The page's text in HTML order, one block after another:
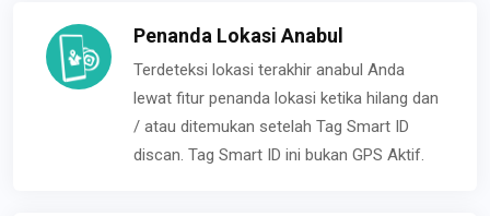
Penanda Lokasi Anabul
Terdeteksi lokasi terakhir anabul Anda
lewat fitur penanda lokasi ketika hilang dan
/ atau ditemukan setelah Tag Smart ID
discan. Tag Smart ID ini bukan GPS Aktif.